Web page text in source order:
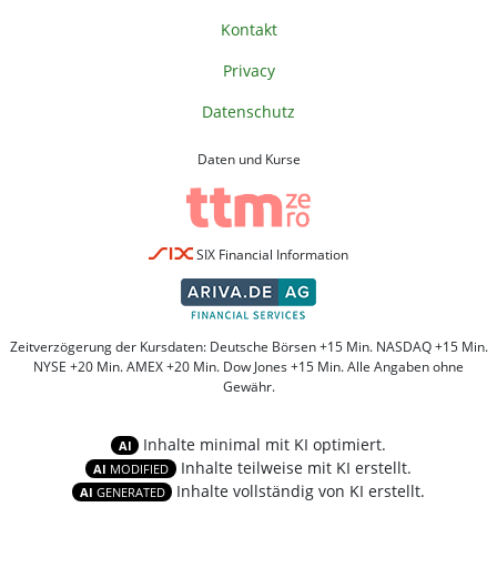
Kontakt
Privacy
Datenschutz
Daten und Kurse
SIX Financial Information
Zeitverzögerung der Kursdaten: Deutsche Börsen +15 Min. NASDAQ +15 Min.
NYSE +20 Min. AMEX +20 Min. Dow Jones +15 Min. Alle Angaben ohne
Gewähr.
AI Inhalte minimal mit KI optimiert.
AI MODIFIED Inhalte teilweise mit KI erstellt.
AI GENERATED Inhalte vollständig von KI erstellt.